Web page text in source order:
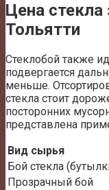
Цена стекла
Тольятти
Стеклобой также
подвергается
меньше.
стекла стоит
посторонних
представлена
Вид сырья
Бой стекла
Прозрачный бой